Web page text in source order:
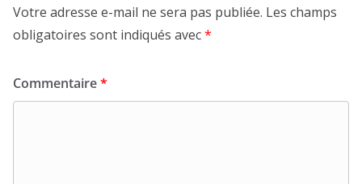
Votre adresse e-mail ne sera pas publiée. Les champs
obligatoires sont indiqués avec*
Commentaire*